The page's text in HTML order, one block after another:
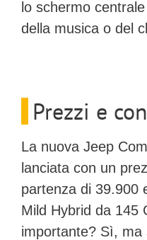
lo schermo
della musica o del
Prezzi e
La nuova Jeep
lanciata con un
partenza di 39.900
Mild Hybrid da 145
importante? Sì, ma